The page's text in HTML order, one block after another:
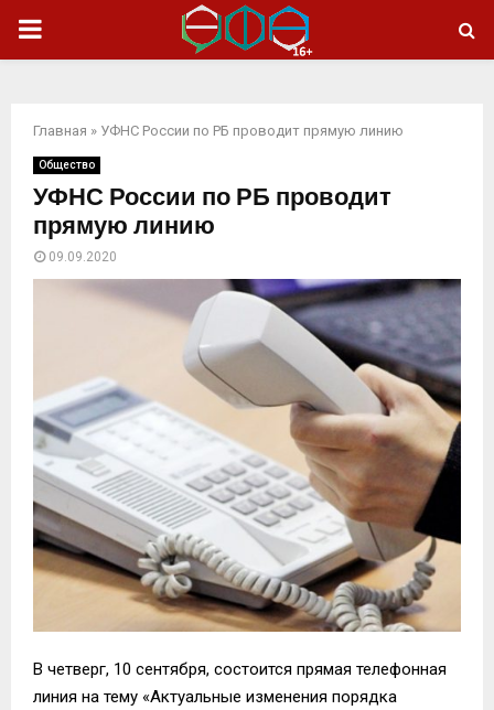
ОСНОВНОЕ
Главная » УФНС России по РБ проводит прямую линию
Общество
УФНС России по РБ проводит
прямую линию
09.09.2020
В четверг, 10 сентября, состоится прямая телефонная
линия на тему «Актуальные изменения порядка